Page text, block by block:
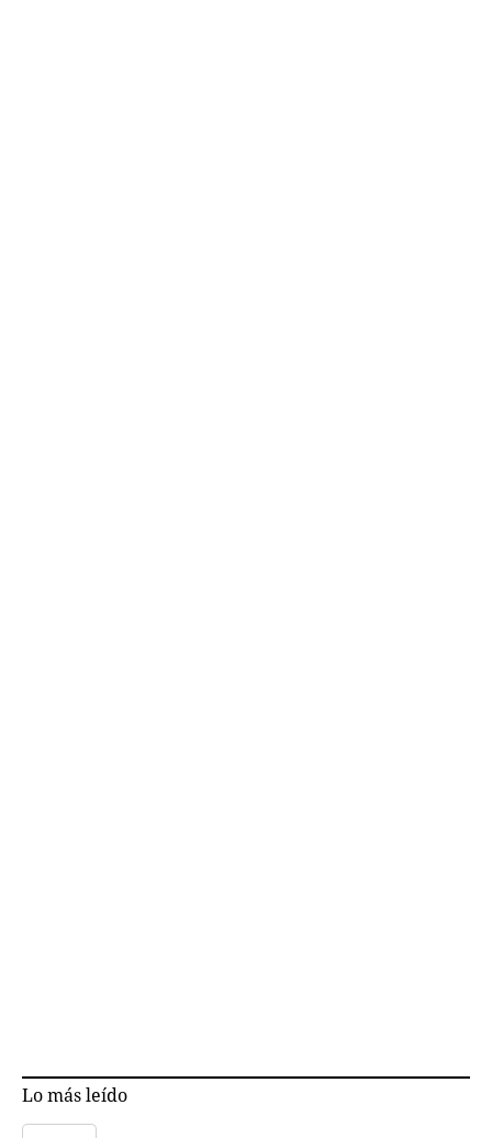
Lo más leído